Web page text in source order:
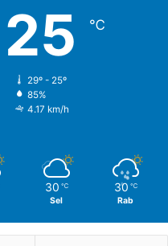
25 ℃
29º - 25º
85%
4.17 km/h
30 ℃
Sel
30 ℃
Rab